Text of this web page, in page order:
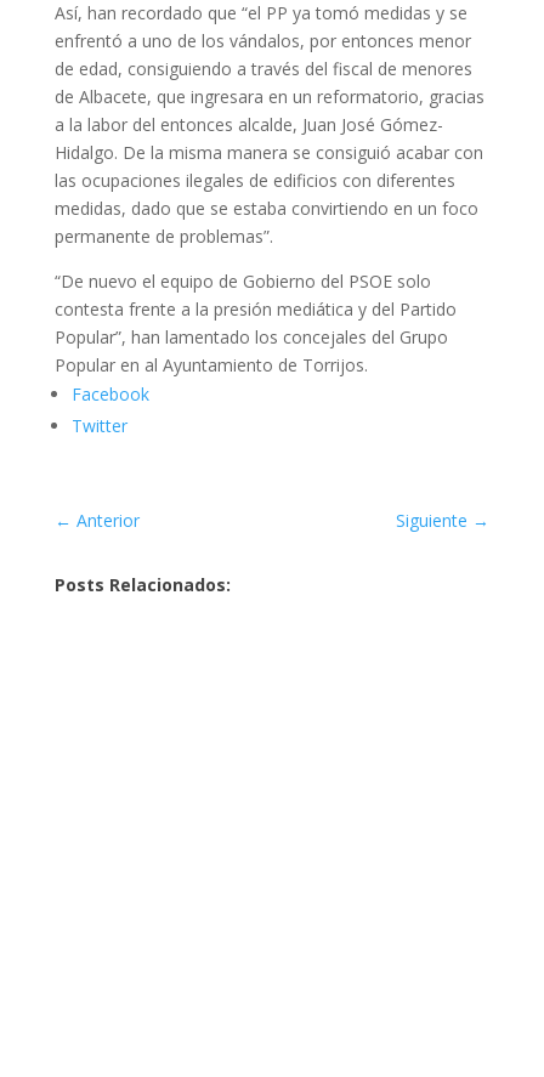
Así, han recordado que “el PP ya tomó medidas y se
enfrentó a uno de los vándalos, por entonces menor
de edad, consiguiendo a través del fiscal de menores
de Albacete, que ingresara en un reformatorio, gracias
a la labor del entonces alcalde, Juan José Gómez-
Hidalgo. De la misma manera se consiguió acabar con
las ocupaciones ilegales de edificios con diferentes
medidas, dado que se estaba convirtiendo en un foco
permanente de problemas”.
“De nuevo el equipo de Gobierno del PSOE solo
contesta frente a la presión mediática y del Partido
Popular”, han lamentado los concejales del Grupo
Popular en al Ayuntamiento de Torrijos.
Facebook
Twitter
← Anterior Siguiente →
Posts Relacionados: